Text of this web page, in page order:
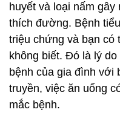
huyết và loại nấm
thích đường. Bệnh
triệu chứng và bạn có
không biết. Đó là lý
bệnh của gia đình với
truyền, việc ăn uống
mắc bệnh.